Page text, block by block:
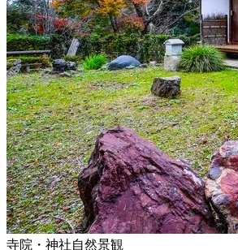
寺院・神社自然景観